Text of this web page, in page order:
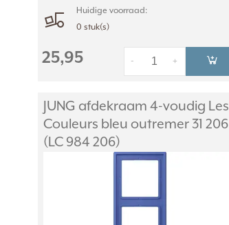
Huidige voorraad:
0 stuk(s)
25,95 +
-
JUNG afdekraam 4-voudig Les
Couleurs bleu outremer 31 206
(LC 984 206)